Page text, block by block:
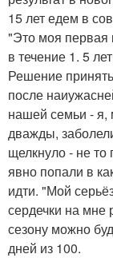
15 лет едем в
"Это моя первая
в течение 1. 5
Решение
после
нашей семьи - я,
дважды,
щелкнуло - не
явно попали в
идти. "Мой
сердечки на мне
сезону можно
дней из 100.